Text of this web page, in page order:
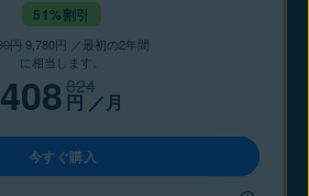
51%割引
円9,780円 ／最初の2年間
に相当します。
408824
円 ／月
今すぐ購入